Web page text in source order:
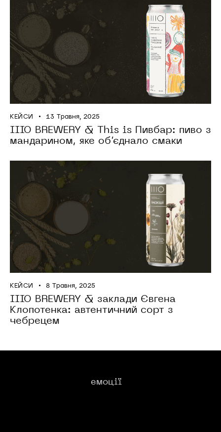
КЕЙСИ 13 Травня, 2025
IIIO BREWERY & This is Пивбар: пиво з
мандарином, яке об’єднало смаки
КЕЙСИ 8 Травня, 2025
IIIO BREWERY & заклади Євгена
Клопотенка: автентичний сорт з
чебрецем
емоції